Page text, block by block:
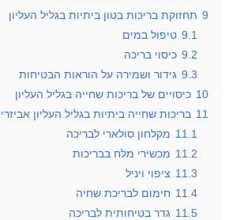
9 תחזוקת בריכות בטון ביתיות בגליל העליון
9.1 טיפול במים
9.2 כיסוי בריכה
9.3 גידור ושמירה על הוראות הבטיחות
10 כיסויים של בריכות שחייה בגליל העליון
11 בריכות שחייה ביתיות בגליל העליון
11.1 מקלחון סולארי לבריכה
11.2 מכשירי מלח בבריכות
11.3 ציפוי ויניל
11.4 חימום לבריכת שחיה
11.5 גדר בטיחותית לבריכה